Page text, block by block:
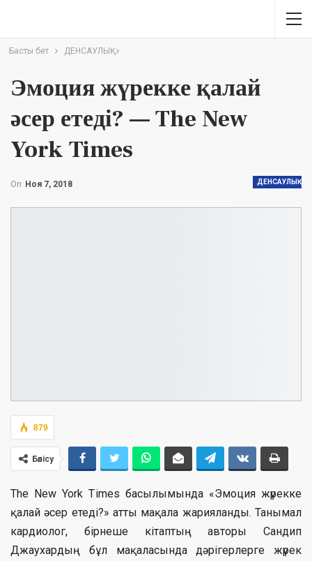
Басты бет ДЕНСАУЛЫҚ
Эмоция жүрекке қалай
әсер етеді? — The New
York Times
ДЕНСАУЛЫҚ
On Ноя 7, 2018
879
Бөлісу
The New York Times басылымында «Эмоция жүрекке
қалай әсер етеді?» атты мақала жарияланды. Танымал
кардиолог, бірнеше кітаптың авторы Сандип
Джаухардың бұл мақаласында дәрігерлерге жүрек